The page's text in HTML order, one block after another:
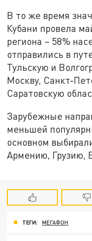
В то же время
Кубани провела
региона – 58%
отправились в
Тульскую и
Москву,
Саратовскую
Зарубежные
меньшей
основном
Армению, Грузию,
ТЕГИ: МЕГАФОН